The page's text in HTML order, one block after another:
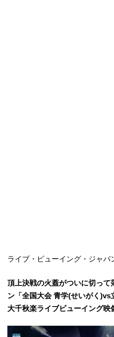
ライブ・ビューイング・ジャパ
頂上決戦の火蓋がついに切っ
ン「全国大会 青学(せいがく)vs
大千秋楽ライブビューイング映